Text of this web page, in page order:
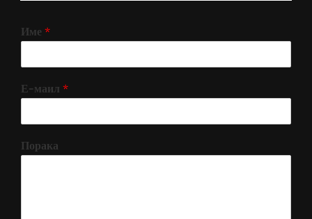
Име *
Е-маил *
Порака